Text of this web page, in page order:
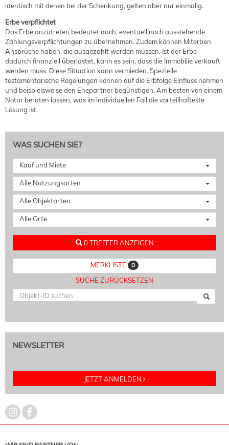
identisch mit denen bei der Schenkung, gelten aber nur einmalig.
Erbe verpflichtet
Das Erbe anzutreten bedeutet auch, eventuell noch ausstehende
Zahlungsverpflichtungen zu übernehmen. Zudem können Miterben
Ansprüche haben, die ausgezahlt werden müssen. Ist der Erbe
dadurch finanziell überlastet, kann es sein, dass die Immobilie verkauft
werden muss. Diese Situation kann vermieden. Spezielle
testamentarische Regelungen können auf die Erbfolge Einfluss nehmen
und beispielsweise den Ehepartner begünstigen. Am besten von einem
Notar beraten lassen, was im individuellen Fall die vorteilhafteste
Lösung ist.
WAS SUCHEN SIE?
Kauf und Miete
Alle Nutzungsarten
Alle Objektarten
Alle Orte
0 TREFFER ANZEIGEN
MERKLISTE 0
SUCHE ZURÜCKSETZEN
NEWSLETTER
JETZT ANMELDEN